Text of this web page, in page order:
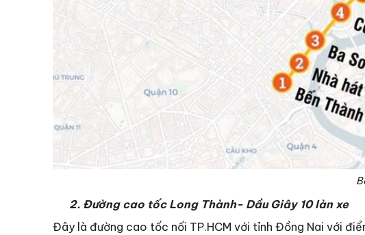
2. Đường cao tốc Long Thành- Dầu Giây 10 làn xe
Đây là đường cao tốc nối TP.HCM với tỉnh Đồng Nai với